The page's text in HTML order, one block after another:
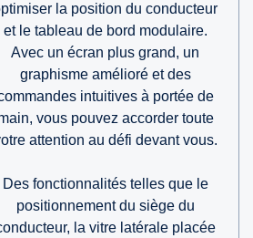
la position du conducteur
et le tableau de bord modulaire.
Avec un écran plus grand, un
graphisme amélioré et des
intuitives à portée de
vous pouvez accorder toute
attention au défi devant vous.
Des fonctionnalités telles que le
positionnement du siège du
la vitre latérale placée